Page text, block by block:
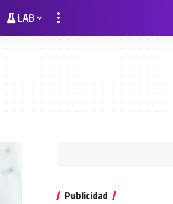
LAB
Publicidad